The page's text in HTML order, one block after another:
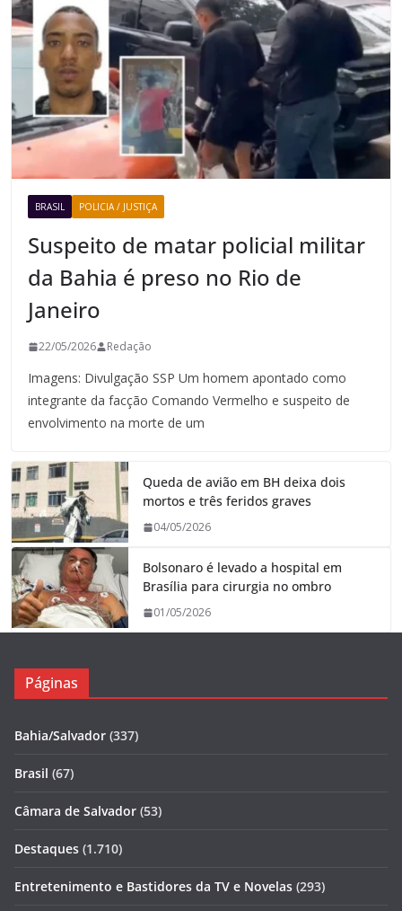
BRASIL POLICIA / JUSTIÇA
Suspeito de matar policial militar
da Bahia é preso no Rio de
Janeiro
22/05/2026 Redação
Imagens: Divulgação SSP Um homem apontado como
integrante da facção Comando Vermelho e suspeito de
envolvimento na morte de um
Queda de avião em BH deixa dois
mortos e três feridos graves
04/05/2026
Bolsonaro é levado a hospital em
Brasília para cirurgia no ombro
01/05/2026
Páginas
Bahia/Salvador (337)
Brasil (67)
Câmara de Salvador (53)
Destaques (1.710)
Entretenimento e Bastidores da TV e Novelas (293)